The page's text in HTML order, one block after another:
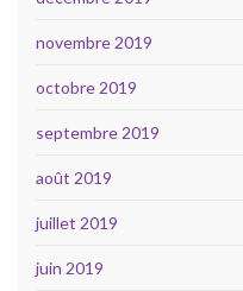
novembre 2019
octobre 2019
septembre 2019
août 2019
juillet 2019
juin 2019